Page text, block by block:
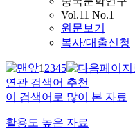
Vol.11 No.1
원문보기
복사/대출신청
12345
연관 검색어 추천
이 검색어로 많이 본 자료
활용도 높은 자료